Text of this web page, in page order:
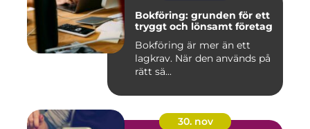
Bokföring: grunden för ett
tryggt och lönsamt företag
Bokföring är mer än ett
lagkrav. När den används på
rätt sä...
30. nov